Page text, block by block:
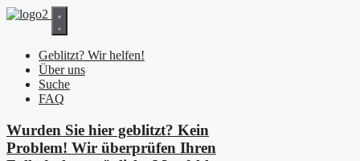
Zum
Geblitzt? Wir helfen!
Über uns
Suche
FAQ
Wurden Sie hier geblitzt? Kein
Problem! Wir überprüfen Ihren